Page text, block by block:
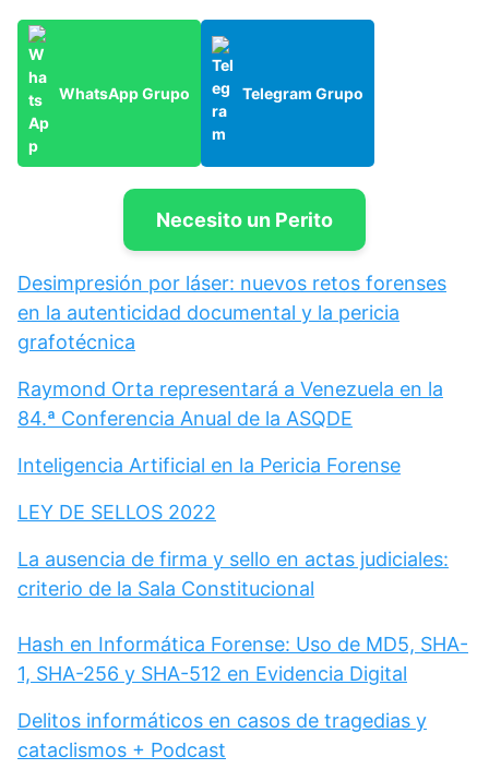
WhatsApp Grupo Telegram Grupo
Necesito un Perito
Desimpresión por láser: nuevos retos forenses
en la autenticidad documental y la pericia
grafotécnica
Raymond Orta representará a Venezuela en la
84.ª Conferencia Anual de la ASQDE
Inteligencia Artificial en la Pericia Forense
LEY DE SELLOS 2022
La ausencia de firma y sello en actas judiciales:
criterio de la Sala Constitucional
Hash en Informática Forense: Uso de MD5, SHA-
1, SHA-256 y SHA-512 en Evidencia Digital
Delitos informáticos en casos de tragedias y
cataclismos + Podcast